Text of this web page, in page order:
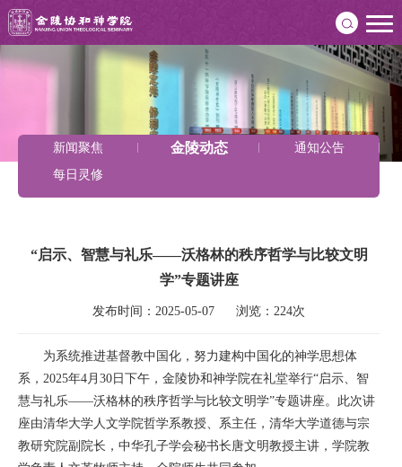
新闻聚焦 金陵动态
通知公告
每日灵修
“启示、智慧与礼乐——沃格林的秩序哲学与比较文明
学”专题讲座
发布时间：2025-05-07      浏览：224次
为系统推进基督教中国化，努力建构中国化的神学思想体
系，2025年4月30日下午，金陵协和神学院在礼堂举行“启示、智
慧与礼乐——沃格林的秩序哲学与比较文明学”专题讲座。此次讲
座由清华大学人文学院哲学系教授、系主任，清华大学道德与宗
教研究院副院长，中华孔子学会秘书长唐文明教授主讲，学院教